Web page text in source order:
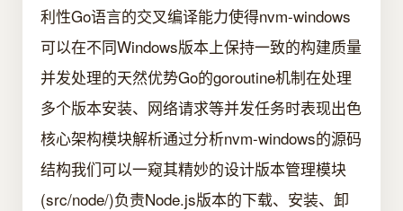
利性Go语言的交叉编译能力使得nvm-windows
可以在不同Windows版本上保持一致的构建质量
并发处理的天然优势Go的goroutine机制在处理
多个版本安装、网络请求等并发任务时表现出色
核心架构模块解析通过分析nvm-windows的源码
结构我们可以一窥其精妙的设计版本管理模块
(src/node/)负责Node.js版本的下载、安装、卸